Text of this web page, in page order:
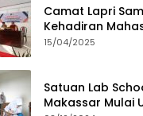
Camat Lapri
Kehadiran
PoltekMu
15/04/2025
Satuan Lab
Makassar Mulai